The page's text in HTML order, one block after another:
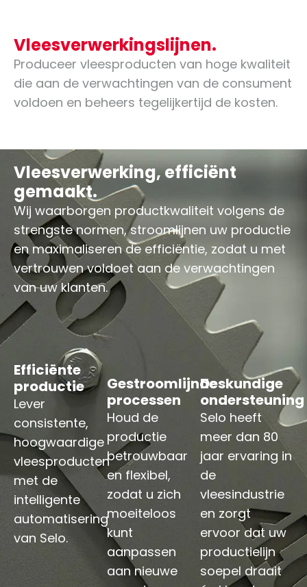
Vleesverwerkingslijnen.
Produceer vleesproducten van hoge kwaliteit
die aan de verwachtingen van de consument
voldoen en beheers tegelijkertijd de kosten.
Vleesverwerking, efficiënt
gemaakt.
Wij waarborgen productkwaliteit volgens de
strengste normen, stroomlijnen uw productie
en maximaliseren de efficiëntie, zodat u met
vertrouwen voldoet aan de verwachtingen
van uw klanten.
Efficiënte
productie
Lever
consistente,
hoogwaardige
vleesproducten
met de
intelligente
automatisering
van Selo.
Gestroomlijnde
processen
Houd de
productie
betrouwbaar
en flexibel,
zodat u zich
moeiteloos
kunt
aanpassen
aan nieuwe
Deskundige
ondersteuning
Selo heeft
meer dan 80
jaar ervaring in
de
vleesindustrie
en zorgt
ervoor dat uw
productielijn
soepel draait